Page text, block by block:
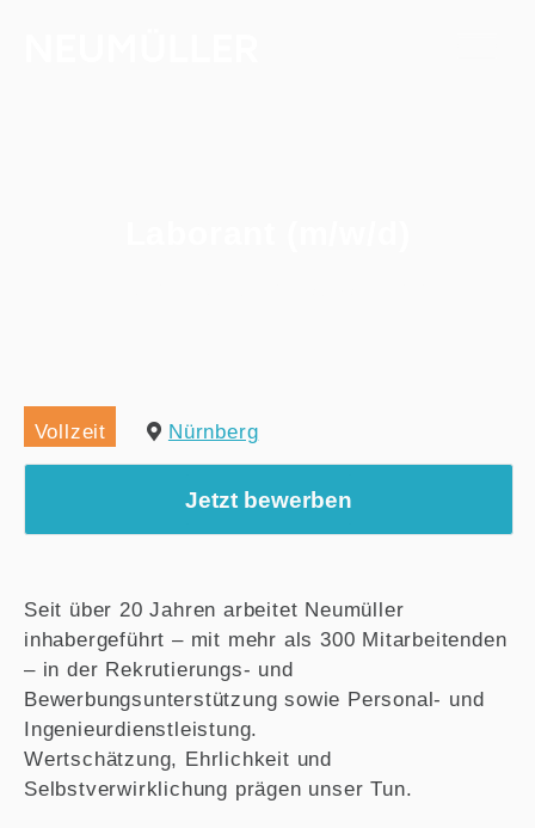
Vollzeit Nürnberg
Jetzt bewerben
Seit über 20 Jahren arbeitet Neumüller
inhabergeführt – mit mehr als 300 Mitarbeitenden
– in der Rekrutierungs- und
Bewerbungsunterstützung sowie Personal- und
Ingenieurdienstleistung.
Wertschätzung, Ehrlichkeit und
Selbstverwirklichung prägen unser Tun.